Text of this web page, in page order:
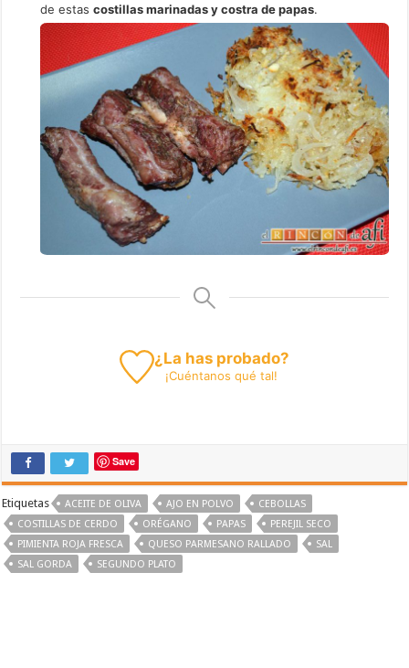
de estascostillas marinadas y costra de papas.
¿La has probado?
¡Cuéntanos qué tal!
Save
Etiquetas ACEITE DE OLIVA AJO EN POLVO
CEBOLLAS
COSTILLAS DE CERDO
ORÉGANO PAPAS
PEREJIL SECO
PIMIENTA ROJA FRESCA
QUESO PARMESANO RALLADO
SAL
SAL GORDA
SEGUNDO PLATO